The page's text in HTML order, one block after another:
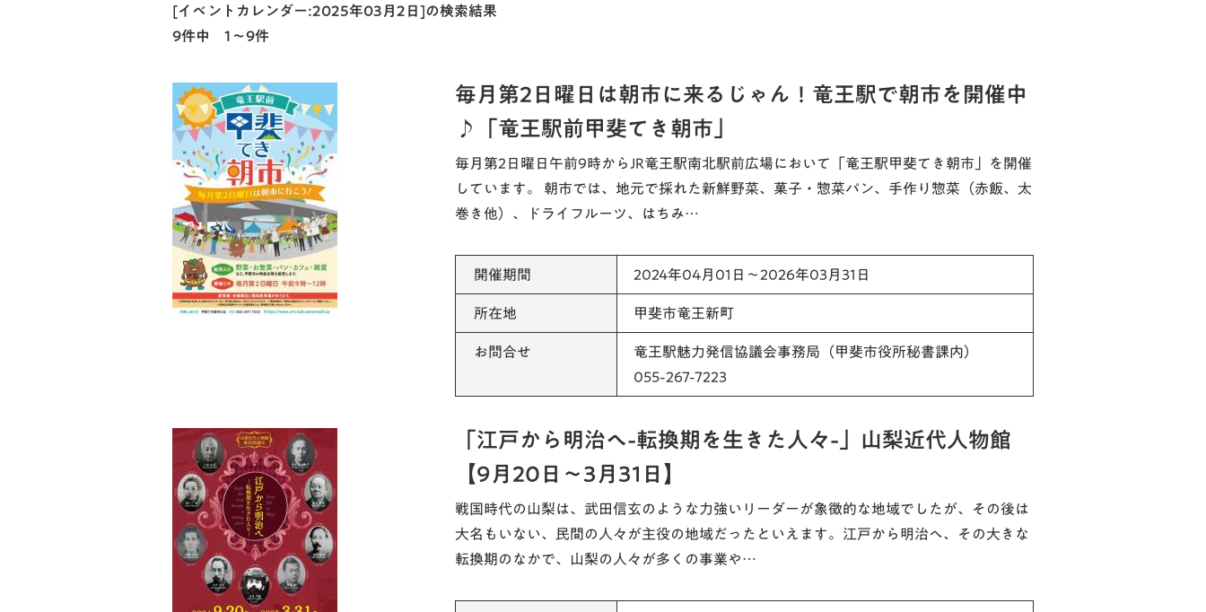
[イベントカレンダー:2025年03月2日]の検索結果
9件中 1～9件
毎月第2日曜日は朝市に来るじゃん！竜王駅で朝市を開催中
♪「竜王駅前甲斐てき朝市」
毎月第2日曜日午前9時からJR竜王駅南北駅前広場において「竜王駅甲斐てき朝市」を開催
しています。 朝市では、地元で採れた新鮮野菜、菓子・惣菜パン、手作り惣菜（赤飯、太
巻き他）、ドライフルーツ、はちみ…
開催期間 2024年04月01日～2026年03月31日
所在地 甲斐市竜王新町
お問合せ
竜王駅魅力発信協議会事務局（甲斐市役所秘書課内）
055-267-7223
「江戸から明治へ-転換期を生きた人々-」山梨近代人物館
【9月20日～3月31日】
戦国時代の山梨は、武田信玄のような力強いリーダーが象徴的な地域でしたが、その後は
大名もいない、民間の人々が主役の地域だったといえます。江戸から明治へ、その大きな
転換期のなかで、山梨の人々が多くの事業や…